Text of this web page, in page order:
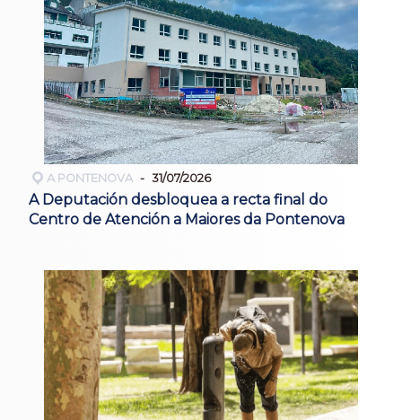
A PONTENOVA 31/07/2026
A Deputación desbloquea a recta final do
Centro de Atención a Maiores da Pontenova